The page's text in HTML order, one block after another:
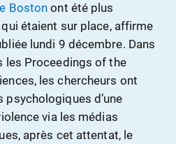
Boston ont été plus
étaient sur place, affirme
lundi 9 décembre. Dans
les Proceedings of the
les chercheurs ont
d’une
via les médias
après cet attentat, le